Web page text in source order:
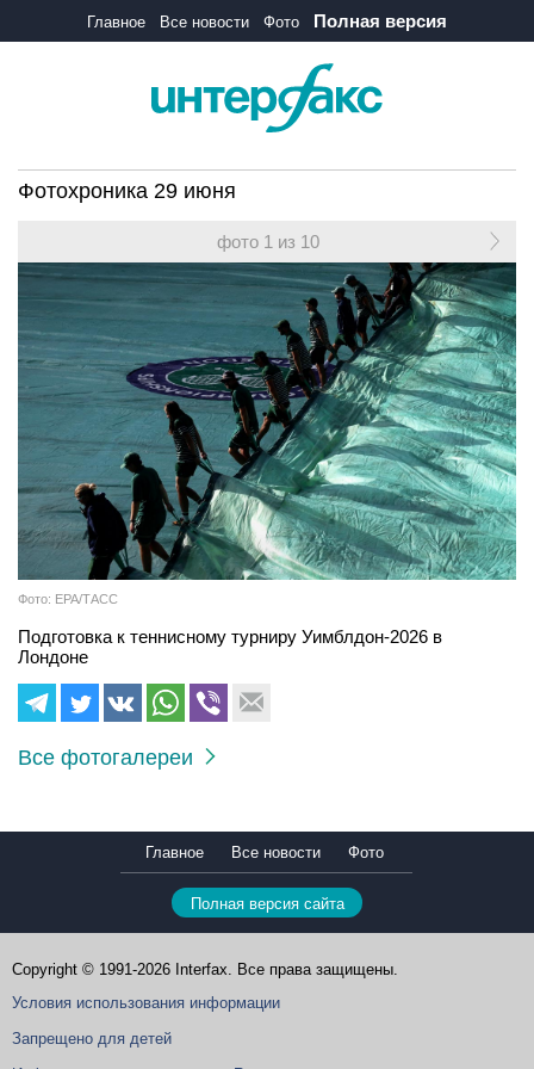
Главное Все новости Фото Полная версия
Фотохроника 29 июня
фото 1 из 10
Фото: ЕРА/ТАСС
Подготовка к теннисному турниру Уимблдон-2026 в
Лондоне
Все фотогалереи
Главное Все новости Фото
Полная версия сайта
Copyright © 1991-2026 Interfax. Все права защищены.
Условия использования информации
Запрещено для детей